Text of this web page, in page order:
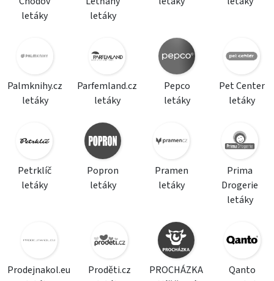
letáky
letáky
Palmknihy.cz
letáky
Parfemland.cz
letáky
Pepco
letáky
Pet Center
letáky
Petrklíč
letáky
Popron
letáky
Pramen
letáky
Prima
Drogerie
letáky
Prodejnakol.eu
Proděti.cz
PROCHÁZKA
Qanto